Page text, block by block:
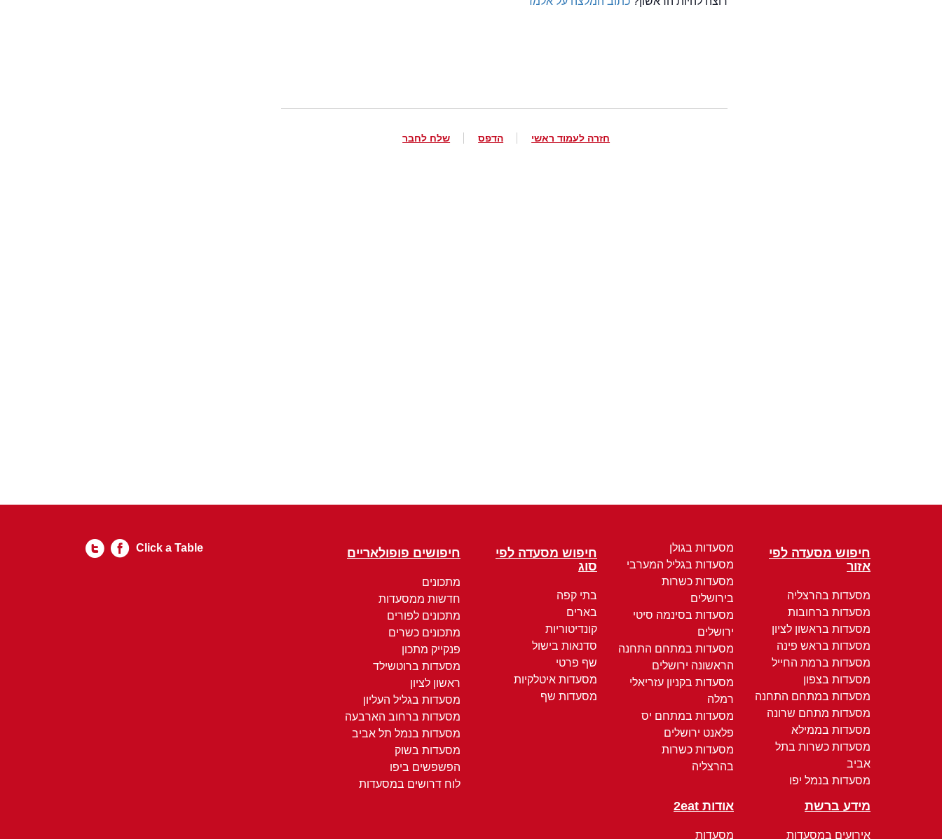
חזרה לעמוד ראשי הדפס שלח לחבר
חיפוש מסעדה לפי
אזור
מסעדות בהרצליה
מסעדות ברחובות
מסעדות בראשון לציון
מסעדות בראש פינה
מסעדות ברמת החייל
מסעדות בצפון
מסעדות במתחם התחנה
מסעדות מתחם שרונה
מסעדות בממילא
מסעדות כשרות בתל
אביב
מסעדות בנמל יפו
מסעדות בגולן
מסעדות בגליל המערבי
מסעדות כשרות
בירושלים
מסעדות בסינמה סיטי
ירושלים
מסעדות במתחם התחנה
הראשונה ירושלים
מסעדות בקניון עזריאלי
רמלה
מסעדות במתחם יס
פלאנט ירושלים
מסעדות כשרות
בהרצליה
חיפוש מסעדה לפי
סוג
בתי קפה
בארים
קונדיטוריות
סדנאות בישול
שף פרטי
מסעדות איטלקיות
מסעדות שף
חיפושים פופולאריים
מתכונים
חדשות ממסעדות
מתכונים לפורים
מתכונים כשרים
פנקייק מתכון
מסעדות ברוטשילד
ראשון לציון
מסעדות בגליל העליון
מסעדות ברחוב הארבעה
מסעדות בנמל תל אביב
מסעדות בשוק
הפשפשים ביפו
לוח דרושים במסעדות
מידע ברשת
אירועים במסעדות
אודות 2eat
מסעדות
Click a Table